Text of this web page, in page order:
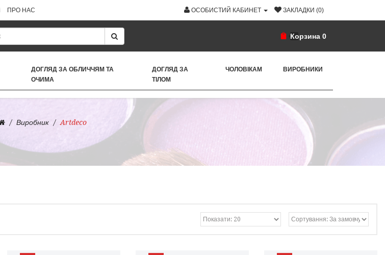
ПРО НАС ОСОБИСТИЙ КАБИНЕТ ЗАКЛАДКИ (0)
Корзина 0
ДОГЛЯД ЗА ОБЛИЧЧЯМ ТА
ОЧИМА
ДОГЛЯД ЗА
ТІЛОМ
ЧОЛОВІКАМ ВИРОБНИКИ
Виробник Artdeco